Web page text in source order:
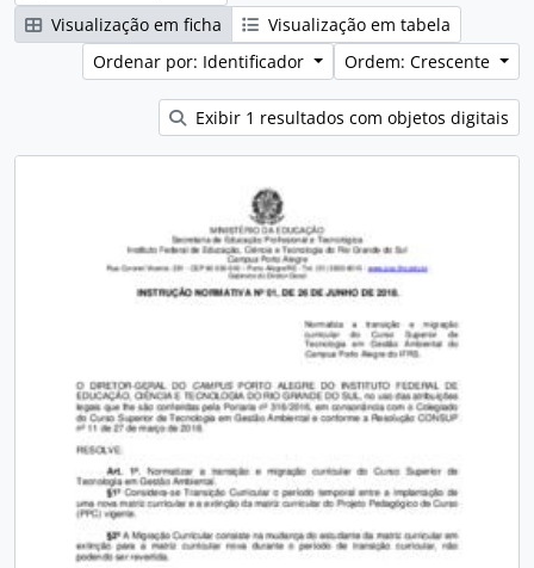
Visualização em ficha
Visualização em tabela
Ordenar por: Identificador
Ordem: Crescente
Exibir 1 resultados com objetos digitais